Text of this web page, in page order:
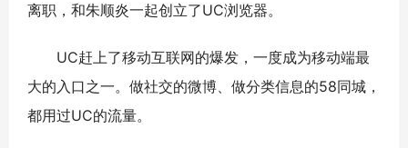
离职，和朱顺炎一起创立了UC浏览器。
UC赶上了移动互联网的爆发，一度成为移动端最
大的入口之一。做社交的微博、做分类信息的58同城，
都用过UC的流量。